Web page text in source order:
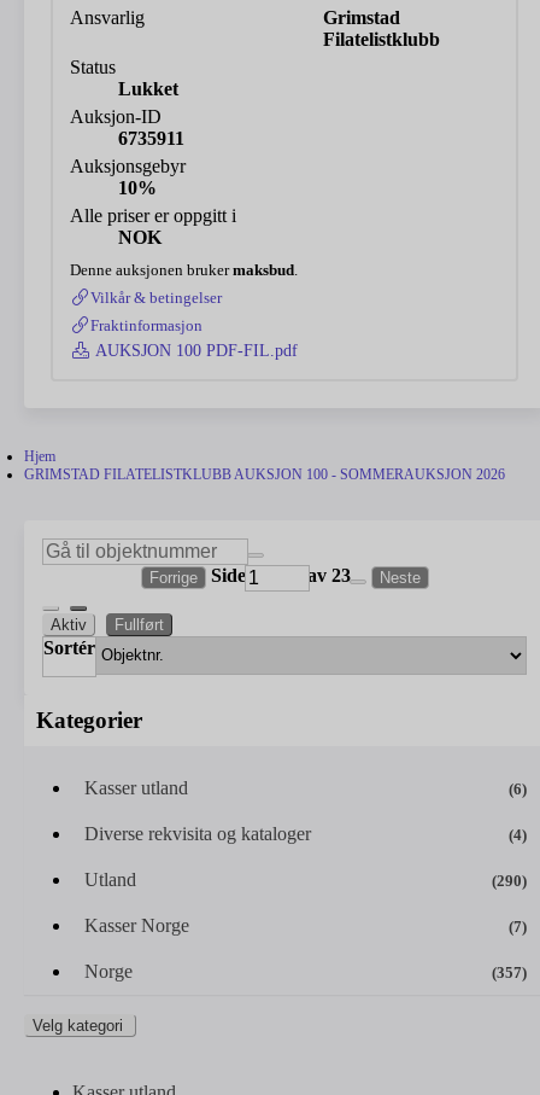
Ansvarlig
Grimstad
Filatelistklubb
Status
Lukket
Auksjon-ID
6735911
Auksjonsgebyr
10%
Alle priser er oppgitt i
NOK
Denne auksjonen brukermaksbud.
Vilkår & betingelser
Fraktinformasjon
AUKSJON 100 PDF-FIL.pdf
Hjem
GRIMSTAD FILATELISTKLUBB AUKSJON 100 - SOMMERAUKSJON 2026
Forrige Side av 23 Neste
Aktiv Fullført
Sortér
Kategorier
Kasser utland (6)
Diverse rekvisita og kataloger (4)
Utland (290)
Kasser Norge (7)
Norge (357)
Velg kategori